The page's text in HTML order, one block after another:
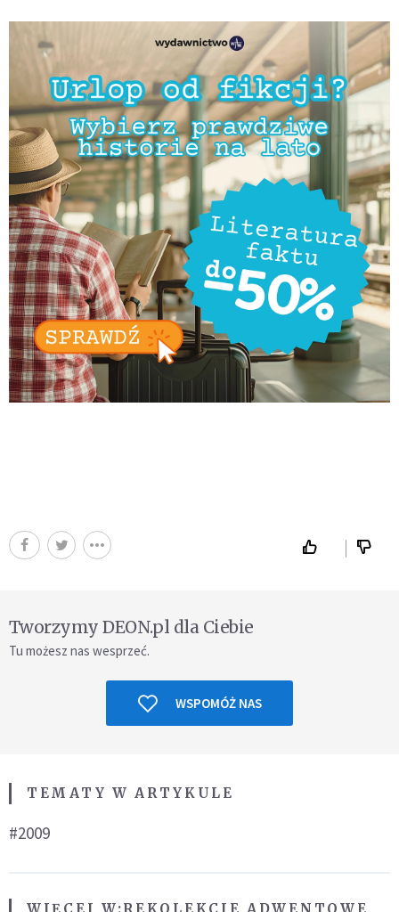
Tworzymy DEON.pl dla Ciebie
Tu możesz nas wesprzeć.
WSPOMÓŻ NAS
TEMATY W ARTYKULE
#2009